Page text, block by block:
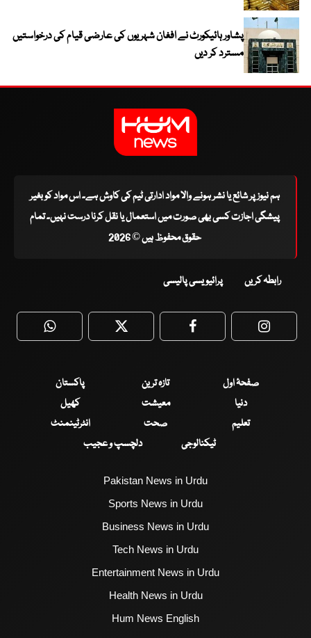
پشاور ہائیکورٹ نے افغان شہریوں کی عارضی قیام کی درخواستیں
مسترد کر دیں
ہم نیوز پر شائع یا نشر ہونے والا مواد ادارتی ٹیم کی کاوش ہے۔ اس مواد کو بغیر
پیشگی اجازت کسی بھی صورت میں استعمال یا نقل کرنا درست نہیں۔ تمام
حقوق محفوظ ہیں © 2026
رابطہ کریں پرائیویسی پالیسی
WhatsApp Twitter Facebook
صفحۂ اول تازہ ترین
پاکستان
دنیا
معیشت
کھیل
تعلیم
صحت
انٹرٹینمنٹ
ٹیکنالوجی
دلچسپ و عجیب
Pakistan News in Urdu
Sports News in Urdu
Business News in Urdu
Tech News in Urdu
Entertainment News in Urdu
Health News in Urdu
Hum News English